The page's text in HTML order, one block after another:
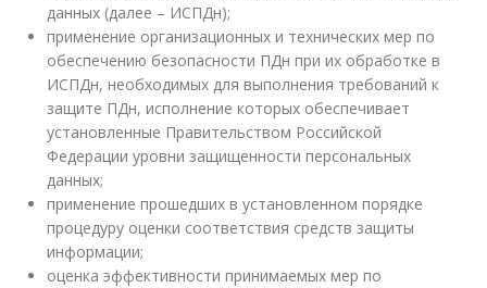
данных (далее – ИСПДн);
применение организационных и технических мер по
обеспечению безопасности ПДн при их обработке в
ИСПДн, необходимых для выполнения требований к
защите ПДн, исполнение которых обеспечивает
установленные Правительством Российской
Федерации уровни защищенности персональных
данных;
применение прошедших в установленном порядке
процедуру оценки соответствия средств защиты
информации;
оценка эффективности принимаемых мер по